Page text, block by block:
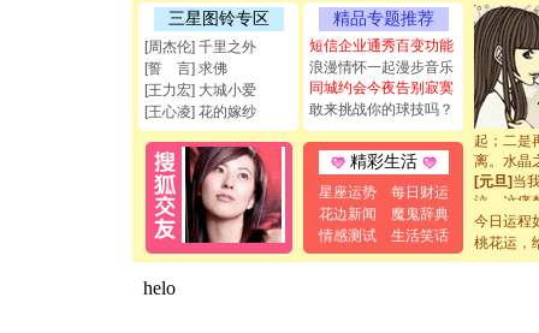
三星图铃专区
[周杰伦] 千里之外
[誓 言] 求佛
[王力宏] 大城小爱
[王心凌] 花的嫁纱
精品专题推荐
短信企业通秀百变功能
浪漫情怀一起漫步音乐
同城约会今夜告别寂寞
敢来挑战你的球技吗？
精彩生活
星座运势
每日财运
花边新闻
魔鬼辞典
情感测试
生活笑话
[圣诞节]
如意,快
[元旦]看
断电。爱
你是我专
[元旦]如
起；二是
离。水晶
[元旦]当
泣，这痛
卖了。水
[春节]风
颜！冬去
今日运程
桃花运，